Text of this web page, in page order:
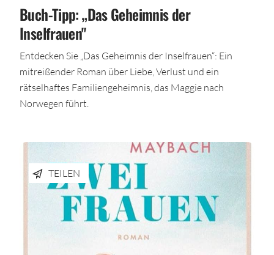
Buch-Tipp: „Das Geheimnis der
Inselfrauen"
Entdecken Sie „Das Geheimnis der Inselfrauen“: Ein
mitreißender Roman über Liebe, Verlust und ein
rätselhaftes Familiengeheimnis, das Maggie nach
Norwegen führt.
TEILEN